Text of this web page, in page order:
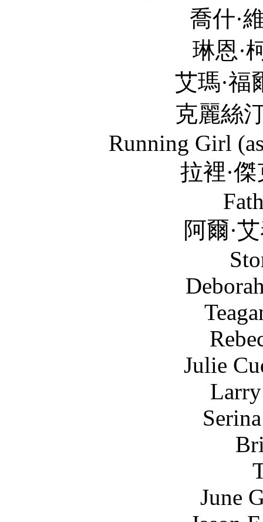
喬什·維金斯
琳恩·柯林斯
艾瑪·福爾曼
克麗絲汀·米勒
Running Girl
拉裡·傑克·唐
阿爾·艾泰 Al
Deborah
Teagan Jai
Rebecca
Julie Cude-
Larry
Serina
Brian
Timothy
June Griffin